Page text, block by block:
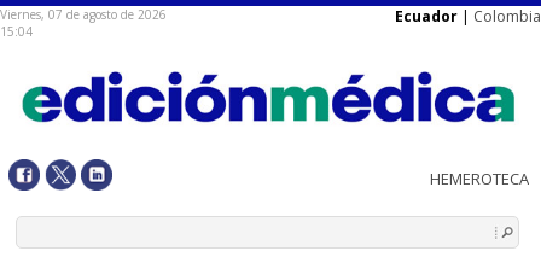
Viernes, 07 de agosto de 2026
15:04
Ecuador | Colombia